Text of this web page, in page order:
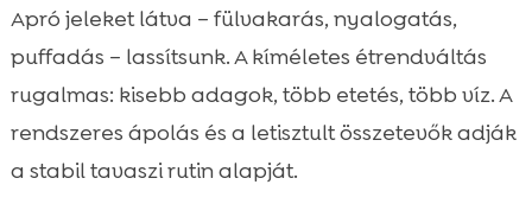
Apró jeleket látva – fülvakarás, nyalogatás,
puffadás – lassítsunk. A kíméletes étrendváltás
rugalmas: kisebb adagok, több etetés, több víz. A
rendszeres ápolás és a letisztult összetevők adják
a stabil tavaszi rutin alapját.